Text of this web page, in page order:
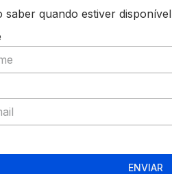
saber quando estiver disponível
ENVIAR